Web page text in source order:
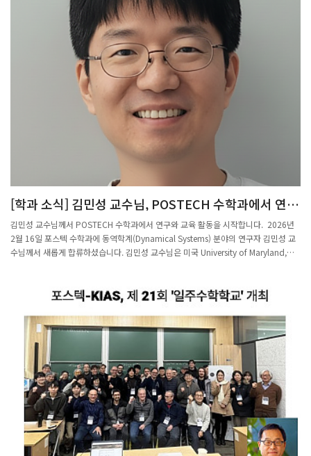
사는 수학과 교수 및 직원 소개에 이어 2026-1학기 신입생 소개 순으로 진행되었다.
새롭게 수학과에 합류한 학부생과 신입 대학원생(구준혁, 김민섭, 김해민, 박태준, 서정
민, 옥승호, 윤서균, 이민서, 조준희, 한주영)이 한 명씩 소개하며 참석자들의 따뜻한 환
영을 받았고, 이를 통해 학과 공동체의 새로운 시작을 함께 축하하는 시간을 가졌다. 이
어 2025년 하반기 수학과의 주요 성과와 주요 행사들을 돌아보는 발표가 진행되었으
며, 학과 내 연구소 및 연구센터인 PMI, MINDS, CRT, CM2LA에 대한 소개도 함께 이
루어졌다. 이를 통해 참석자들은 학과의 다양한 연구 활동과 성과를 공유하며 학문적
교류의 의미를 되새길 수 있었다. 또한 우수 교육조교상, Graduate Research
Fellowship, BK21 등 다양한 분야에서 우수한 성과를 거둔 구성원들을 축하하는 시상
식이 이어졌으며, 수학과 구성원들이 함께하는 기념 촬영과 경품 추첨이 진행되어 행사
분위기를 더욱 화기애애하게 만들었다. 행사의 마지막에는 샌드위치와 음료가 제공되
는 Tea Time이 마련되어 참석자들이 자유롭게 대화를 나누며 친목을 다지는 시간을
가졌다. 이번 Kick-Off Day 행사는 수학과 구성원들이 함께 모여 지난 성과를 돌아보
고 새 학기의 출발을 다짐하는 뜻깊은 자리로 마무리되었다.2026.02.27.
[학과 소식] 김민성 교수님, POSTECH 수학과에서 연구
와 교육 활동을 시작합니다!
김민성 교수님께서 POSTECH 수학과에서 연구와 교육 활동을 시작합니다. 2026년
2월 16일 포스텍 수학과에 동역학계(Dynamical Systems) 분야의 연구자 김민성 교
수님께서 새롭게 합류하셨습니다. 김민성 교수님은 미국 University of Maryland,
박사후연구원(Postdoctoral Fellow)으로 연구를 수행하셨으며, 이탈리아 Scuola
Normale Superiore di Pisa와 폴란드 Nicolaus Copernicus University에서도 연구
원으로 활동하며 국제적인 연구 경험을 쌓아 오셨습니다. 김민성 교수님의 주요 연구
분야는 동역학계(Dynamical Systems)로, 수학적 시스템의 시간에 따른 변화와 구조
를 분석하는 연구를 중심으로 활발한 학문적 활동을 이어가고 있습니다. 다양한 국제
연구 환경에서 축적한 경험을 바탕으로 해당 분야에서 의미 있는 연구 성과를 이어갈
것으로 기대되고 있습니다. 포스텍 수학과는 김민성 교수님의 합류를 진심으로 환영하
며, 앞으로 동역학계 분야에서의 연구와 교육을 통해 학과의 학문적 성장을 함께 이끌
어 가시기를 기대합니다.